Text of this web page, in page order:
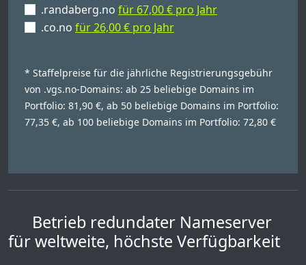
.randaberg.no für 67,00 € pro Jahr
.co.no für 26,00 € pro Jahr
* Staffelpreise für die jährliche Registrierungsgebühr
von .vgs.no-Domains: ab 25 beliebige Domains im
Portfolio: 81,90 €, ab 50 beliebige Domains im Portfolio:
77,35 €, ab 100 beliebige Domains im Portfolio: 72,80 €
Betrieb redundater Nameserver
für weltweite, höchste Verfügbarkeit